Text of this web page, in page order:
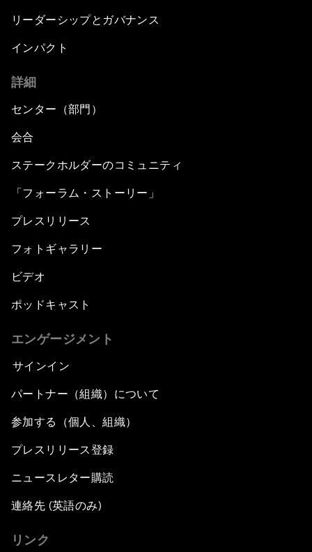
リーダーシップとガバナンス
インパクト
詳細
センター（部門）
会合
ステークホルダーのコミュニティ
「フォーラム・ストーリー」
プレスリリース
フォトギャラリー
ビデオ
ポッドキャスト
エンゲージメント
サインイン
パートナー（組織）について
参加する（個人、組織）
プレスリリース登録
ニュースレター購読
連絡先 (英語のみ)
リンク